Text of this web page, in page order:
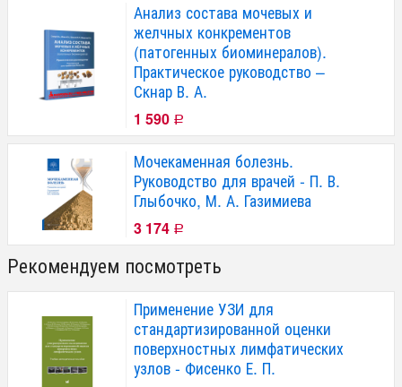
Анализ состава мочевых и
желчных конкрементов
(патогенных биоминералов).
Практическое руководство –
Скнар В. А.
1 590 Р
Мочекаменная болезнь.
Руководство для врачей - П. В.
Глыбочко, М. А. Газимиева
3 174 Р
Рекомендуем посмотреть
Применение УЗИ для
стандартизированной оценки
поверхностных лимфатических
узлов - Фисенко Е. П.